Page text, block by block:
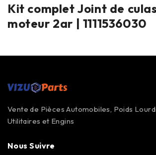
Kit complet Joint de
moteur 2ar | 1111536030
Vente de Pièces Automobiles, Poids
Utilitaires et Engins
Nous Suivre